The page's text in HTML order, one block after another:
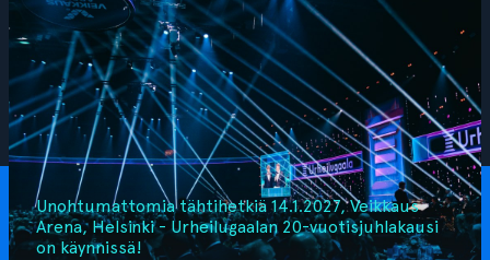
Unohtumattomia tähtihetkiä 14.1.2027, Veikkaus
Arena, Helsinki - Urheilugaalan 20-vuotisjuhlakausi
on käynnissä!